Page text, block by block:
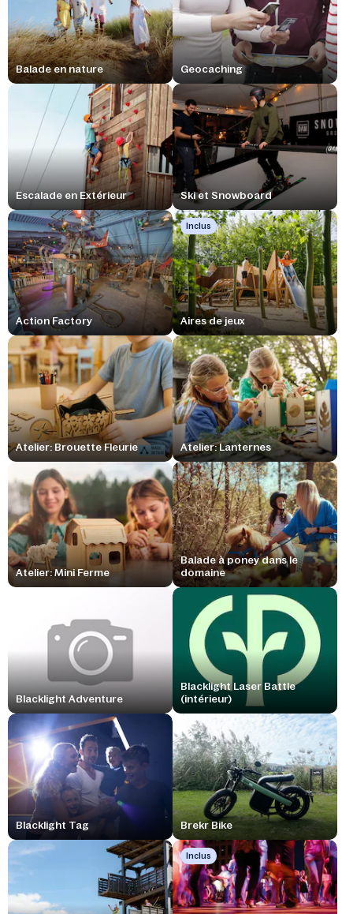
Balade en nature Geocaching
Escalade en Extérieur Ski et Snowboard
Action Factory
Inclus
Aires de jeux
Atelier: Brouette Fleurie Atelier: Lanternes
Atelier: Mini Ferme
Balade à poney dans le
domaine
Blacklight Adventure
Blacklight Laser Battle
(intérieur)
Blacklight Tag Brekr Bike
Inclus